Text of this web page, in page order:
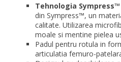
Tehnologia Sympress™
din Sympress™, un
calitate. Utilizarea
moale si mentine pielea
Padul pentru rotula in
articulatia femuro-